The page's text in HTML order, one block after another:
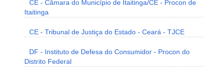
CE - Câmara do Município de Itaitinga/CE - Procon de
Itaitinga
CE - Tribunal de Justiça do Estado - Ceará - TJCE
DF - Instituto de Defesa do Consumidor - Procon do
Distrito Federal